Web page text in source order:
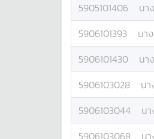
5905101406
นา
5906101393
นา
5906101430
นา
5906103028
นา
5906103044
น
5906103068
น